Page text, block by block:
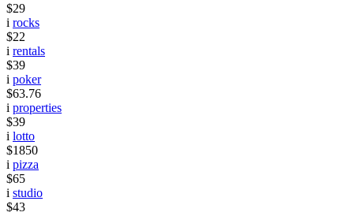
$29
i rocks
$22
i rentals
$39
i poker
$63.76
i properties
$39
i lotto
$1850
i pizza
$65
i studio
$43